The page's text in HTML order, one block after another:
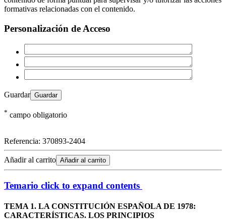
formativas relacionadas con el contenido.
Personalización de Acceso
Guardar
* campo obligatorio
Referencia: 370893-2404
Añadir al carrito Añadir al carrito
Temario click to expand contents
TEMA 1. LA CONSTITUCIÓN ESPAÑOLA DE 1978:
CARACTERÍSTICAS. LOS PRINCIPIOS